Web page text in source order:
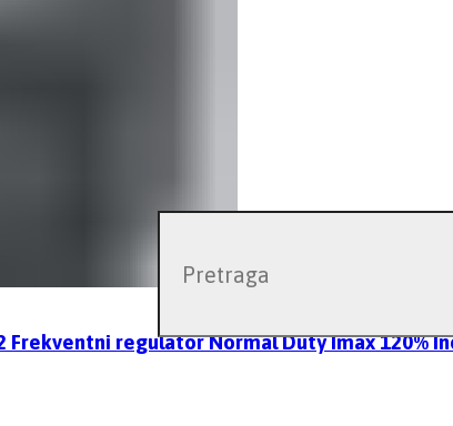
Frekventni regulator Normal Duty Imax 120%